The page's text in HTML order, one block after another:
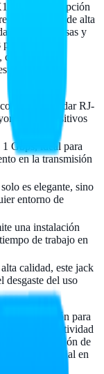
es la opción
confiable y de alta
de empresas y
para
y
de
estándar RJ-
de dispositivos
1 Gbps, ideal para
en la transmisión
es elegante, sino
entorno de
una instalación
de trabajo en
calidad, este jack
desgaste del uso
elección para
su conectividad
Su combinación de
esencial en